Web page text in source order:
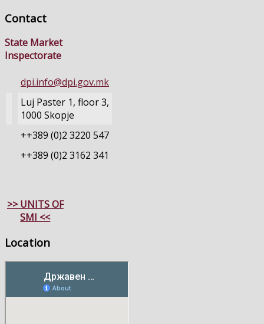
Contact
State Market
Inspectorate
dpi.info@dpi.gov.mk
Luj Paster 1, floor 3,
1000 Skopje
++389 (0)2 3220 547
++389 (0)2 3162 341
>> UNITS OF
SMI <<
Location